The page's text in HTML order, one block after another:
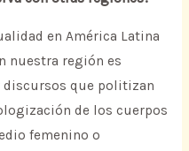
en América Latina
nuestra región es
discursos que politizan
de los cuerpos
femenino o